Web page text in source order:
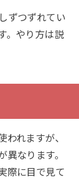
ずつずれてい
。やり方は説
われますが、
異なります。
際に目で見て